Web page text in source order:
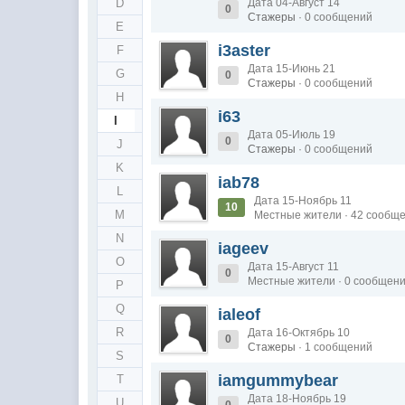
D
E
F
G
H
J
K
M
N
O
P
Q
R
S
T
0
Дата 04-Август 14
Стажеры · 0 сообщений
i3aster
0
Дата 15-Июнь 21
Стажеры · 0 сообщений
i63
0
Дата 05-Июль 19
Стажеры · 0 сообщений
iab78
10
Дата 15-Ноябрь 11
Местные жители · 42
iageev
0
Дата 15-Август 11
Местные жители · 0
ialeof
0
Дата 16-Октябрь 10
Стажеры · 1 сообщений
iamgummybear
Дата 18-Ноябрь 19